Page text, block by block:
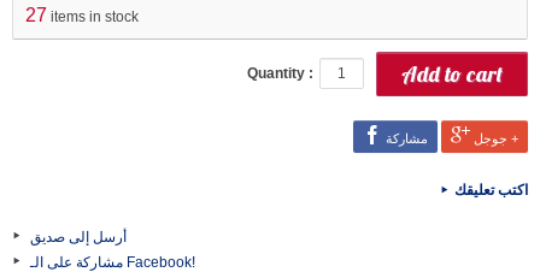
27 items in stock
Quantity :
مشاركة جوجل +
اكتب تعليقك
أرسل إلى صديق
مشاركة على الـ Facebook!